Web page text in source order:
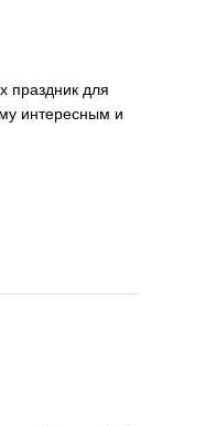
праздник для
интересным и